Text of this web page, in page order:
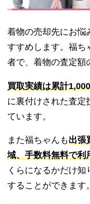
着物の売却先にお悩
すすめします。福ち
者で、着物の査定額
買取実績は累計
に裏付けされた査定
ています。
また福ちゃんも出張
域、手数料無料で利
くらになるかだけ
することができます。